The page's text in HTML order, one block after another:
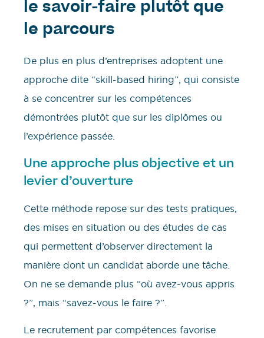
le savoir-faire plutôt que
le parcours
De plus en plus d’entreprises adoptent une
approche dite “skill-based hiring”, qui consiste
à se concentrer sur les compétences
démontrées plutôt que sur les diplômes ou
l’expérience passée.
Une approche plus objective et un
levier d’ouverture
Cette méthode repose sur des tests pratiques,
des mises en situation ou des études de cas
qui permettent d’observer directement la
manière dont un candidat aborde une tâche.
On ne se demande plus “où avez-vous appris
?”, mais “savez-vous le faire ?”.
Le recrutement par compétences favorise